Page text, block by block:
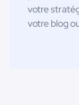
votre
votre blog